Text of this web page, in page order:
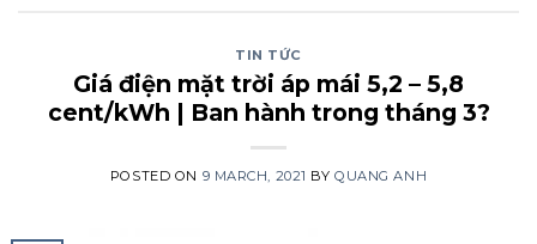
TIN TỨC
Giá điện mặt trời áp mái 5,2 – 5,8
cent/kWh | Ban hành trong tháng 3?
POSTED ON 9 MARCH, 2021 BYQUANG ANH